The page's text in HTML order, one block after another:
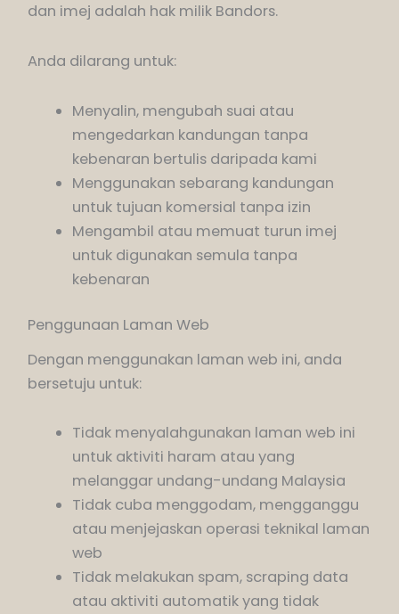
dan imej adalah hak milik Bandors.
Anda dilarang untuk:
Menyalin, mengubah suai atau
mengedarkan kandungan tanpa
kebenaran bertulis daripada kami
Menggunakan sebarang kandungan
untuk tujuan komersial tanpa izin
Mengambil atau memuat turun imej
untuk digunakan semula tanpa
kebenaran
Penggunaan Laman Web
Dengan menggunakan laman web ini, anda
bersetuju untuk:
Tidak menyalahgunakan laman web ini
untuk aktiviti haram atau yang
melanggar undang-undang Malaysia
Tidak cuba menggodam, mengganggu
atau menjejaskan operasi teknikal laman
web
Tidak melakukan spam, scraping data
atau aktiviti automatik yang tidak